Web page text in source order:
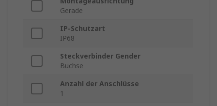
Gerade
IP-Schutzart
IP68
Steckverbinder Gender
Buchse
Anzahl der Anschlüsse
1